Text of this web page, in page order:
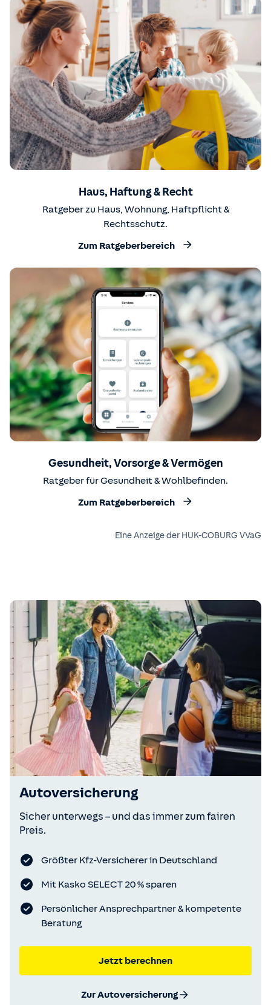
Haus, Haftung & Recht
Ratgeber zu Haus, Wohnung, Haftpflicht &
Rechtsschutz.
Zum Ratgeberbereich
Gesundheit, Vorsorge & Vermögen
Ratgeber für Gesundheit & Wohlbefinden.
Zum Ratgeberbereich
Eine Anzeige der HUK-COBURG VVaG
Autoversicherung
Sicher unterwegs – und das immer zum fairen
Preis.
Größter Kfz-Versicherer in Deutschland
Mit Kasko SELECT 20 % sparen
Persönlicher Ansprechpartner & kompetente
Beratung
Jetzt berechnen
Zur Autoversicherung